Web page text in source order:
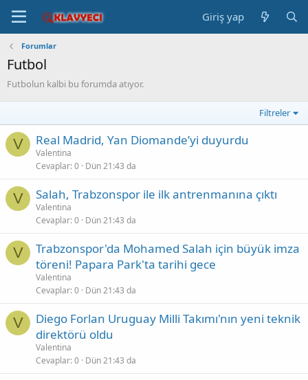
Giriş yap
Forumlar
Futbol
Futbolun kalbi bu forumda atıyor.
Filtreler
V Real Madrid, Yan Diomande’yi duyurdu
Valentina
Cevaplar 0 Dün 21:43 da
V Salah, Trabzonspor ile ilk antrenmanına çıktı
Valentina
Cevaplar 0 Dün 21:43 da
V
Trabzonspor'da Mohamed Salah için büyük imza
töreni! Papara Park'ta tarihi gece
Valentina
Cevaplar 0 Dün 21:43 da
V
Diego Forlan Uruguay Milli Takımı'nın yeni teknik
direktörü oldu
Valentina
Cevaplar 0 Dün 21:43 da